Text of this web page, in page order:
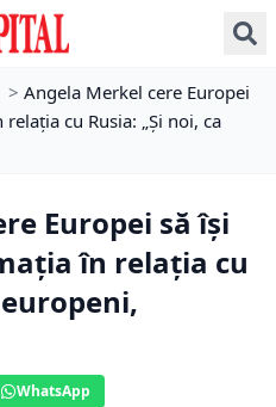
> Angela Merkel cere Europei
cu Rusia: „Și noi, ca
Europei să își
în relația cu
europeni,
WhatsApp